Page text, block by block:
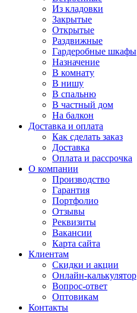
Из кладовки
Закрытые
Открытые
Раздвижные
Гардеробные шкафы
Назначение
В комнату
В нишу
В спальню
В частный дом
На балкон
Доставка и оплата
Как сделать заказ
Доставка
Оплата и рассрочка
О компании
Производство
Гарантия
Портфолио
Отзывы
Реквизиты
Вакансии
Карта сайта
Клиентам
Скидки и акции
Онлайн-калькулятор
Вопрос-ответ
Оптовикам
Контакты